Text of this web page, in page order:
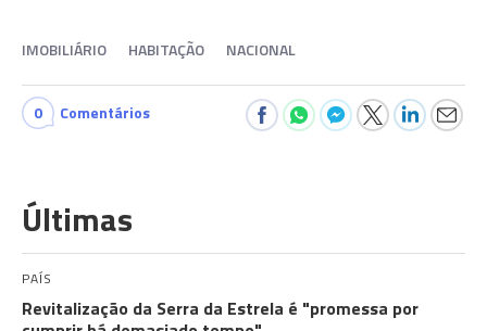
IMOBILIÁRIO HABITAÇÃO NACIONAL
0 Comentários
Últimas
PAÍS
Revitalização da Serra da Estrela é "promessa por